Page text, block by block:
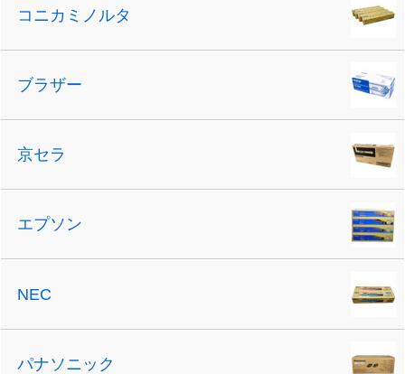
コニカミノルタ
ブラザー
京セラ
エプソン
NEC
パナソニック